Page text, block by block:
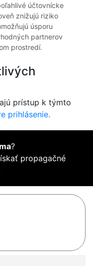
účtovnícke
znižujú riziko
úsporu
partnerov
prostredí.
prístup k týmto
prihlásenie.
?
propagačné